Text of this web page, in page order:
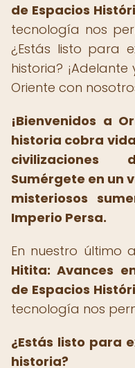
de Espacios
tecnología nos
¿Estás listo para
historia?
Oriente con
¡Bienvenidos a
historia cobra
civilizaciones
Sumérgete en un
misteriosos
Imperio Persa.
En nuestro último
Hitita: Avances
de Espacios
tecnología nos
¿Estás listo para
historia?